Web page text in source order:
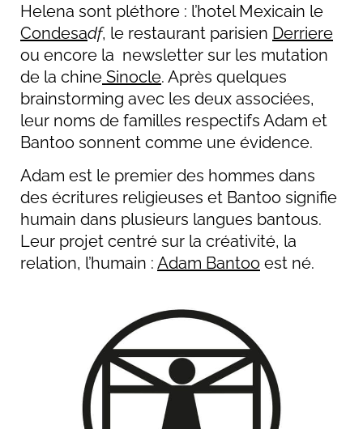
Helena sont pléthore : l’hotel Mexicain le
Condesadf, le restaurant parisien Derriere
ou encore la newsletter sur les mutation
de la chine Sinocle. Après quelques
brainstorming avec les deux associées,
leur noms de familles respectifs Adam et
Bantoo sonnent comme une évidence.
Adam est le premier des hommes dans
des écritures religieuses et Bantoo signifie
humain dans plusieurs langues bantous.
Leur projet centré sur la créativité, la
relation, l’humain : Adam Bantoo est né.